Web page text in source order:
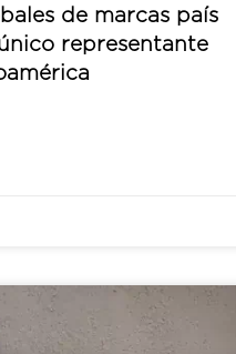
de marcas país
representante